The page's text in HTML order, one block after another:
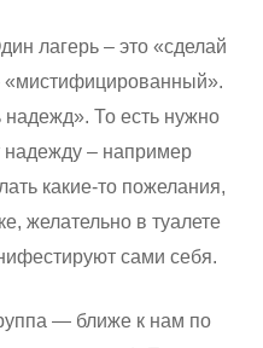
лагерь – это «сделай
«мистифицированный».
надежд». То есть нужно
надежду – например
какие-то пожелания,
желательно в туалете
сами себя.
— ближе к нам по